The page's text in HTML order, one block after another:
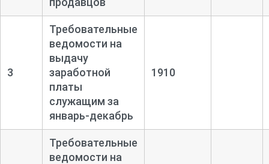
3
Требовательные
ведомости на
выдачу
заработной
платы
служащим за
январь-декабрь
1910
Требовательные
ведомости на